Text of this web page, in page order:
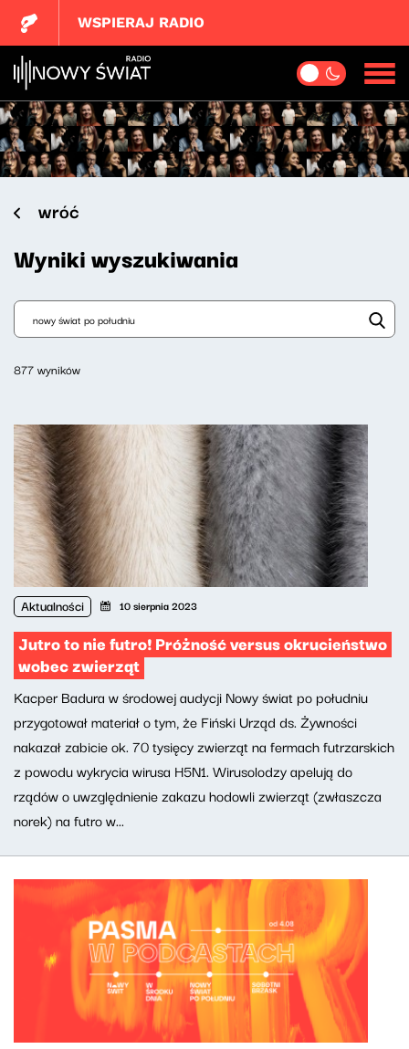
WSPIERAJ RADIO
wróć
Wyniki wyszukiwania
877 wyników
Aktualności 10 sierpnia 2023
Jutro to nie futro! Próżność versus okrucieństwo
wobec zwierząt
Kacper Badura w środowej audycji Nowy świat po południu
przygotował materiał o tym, że Fiński Urząd ds. Żywności
nakazał zabicie ok. 70 tysięcy zwierząt na fermach futrzarskich
z powodu wykrycia wirusa H5N1. Wirusolodzy apelują do
rządów o uwzględnienie zakazu hodowli zwierząt (zwłaszcza
norek) na futro w...